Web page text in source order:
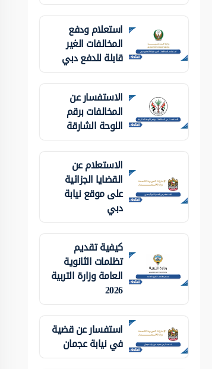
استعلام ودفع
المخالفات الغير
قابلة للدفع دبي
الاستفسار عن
المخالفات برقم
اللوحة الشارقة
الاستعلام عن
القضايا الجزائية
على موقع نيابة
دبي
كيفية تقديم
تظلمات الثانوية
العامة وزارة التربية
2026
استفسار عن قضية
في نيابة عجمان